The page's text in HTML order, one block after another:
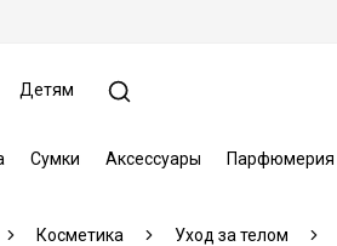
Детям
Сумки Аксессуары Парфюмерия
Косметика Уход за телом